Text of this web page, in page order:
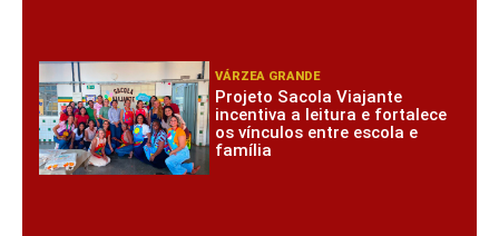
VÁRZEA GRANDE
Projeto Sacola Viajante
incentiva a leitura e fortalece
os vínculos entre escola e
família